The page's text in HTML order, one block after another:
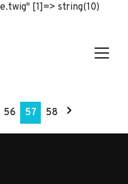
[1]=> string(10)
56 57 58